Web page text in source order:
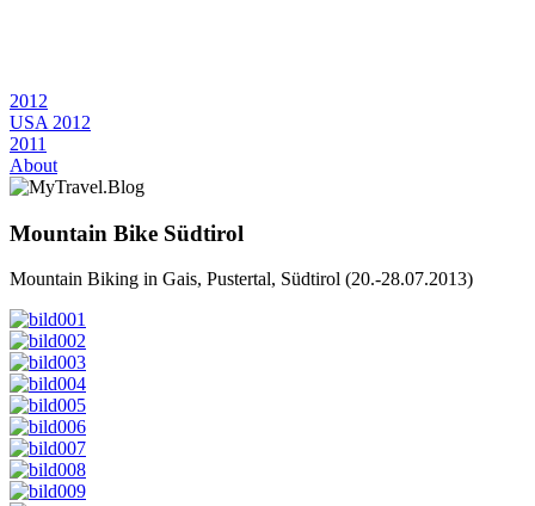
2012
USA 2012
2011
About
Mountain Bike Südtirol
Mountain Biking in Gais, Pustertal, Südtirol (20.-28.07.2013)